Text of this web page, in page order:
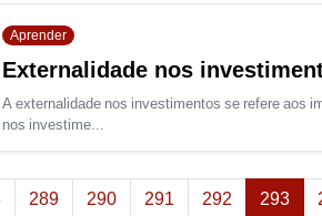
Aprender
Externalidade nos
A externalidade nos investimentos se refere aos
nos investime...
289 290 291 292 293